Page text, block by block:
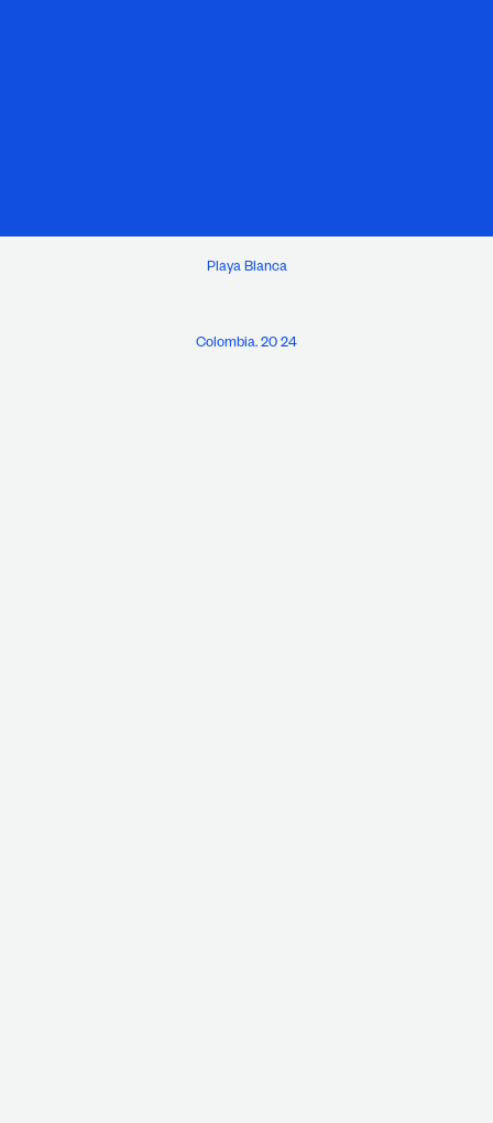
Playa Blanca
Colombia. 20 24